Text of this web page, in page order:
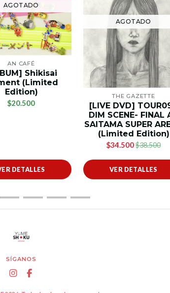
AGOTADO
AN CAFÉ
Shikisai
(Limited
Edition)
$20.500
DETALLES
AGOTADO
THE GAZETTE
[LIVE DVD]
DIM SCENE- FINAL
SAITAMA SUPER
(Limited Edition)
$34.500$38.500
VER DETALLES
SÍGANOS